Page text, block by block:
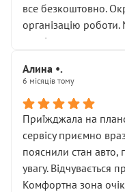
все безкоштовно.
організацію
сервіс.
Алина •.
6 місяців тому
Приїжджала на
сервісу приємно
пояснили стан авто,
увагу. Відчувається
Комфортна зона